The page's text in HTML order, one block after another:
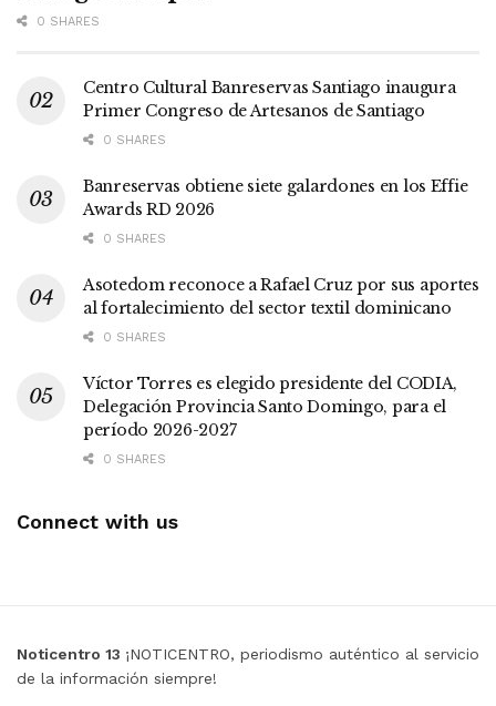
0 SHARES
Centro Cultural Banreservas Santiago inaugura
Primer Congreso de Artesanos de Santiago
0 SHARES
Banreservas obtiene siete galardones en los Effie
Awards RD 2026
0 SHARES
Asotedom reconoce a Rafael Cruz por sus aportes
al fortalecimiento del sector textil dominicano
0 SHARES
Víctor Torres es elegido presidente del CODIA,
Delegación Provincia Santo Domingo, para el
período 2026-2027
0 SHARES
Connect with us
Noticentro 13 ¡NOTICENTRO, periodismo auténtico al servicio
de la información siempre!